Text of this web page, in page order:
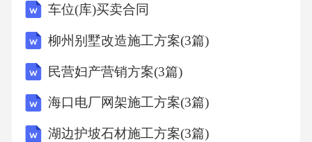
5.3.2命名规
范........................................................6
5.3.2.1数据库命名规
则...........................................6
车位(库)买卖合同
柳州别墅改造施工方案(3篇)
民营妇产营销方案(3篇)
海口电厂网架施工方案(3篇)
湖边护坡石材施工方案(3篇)